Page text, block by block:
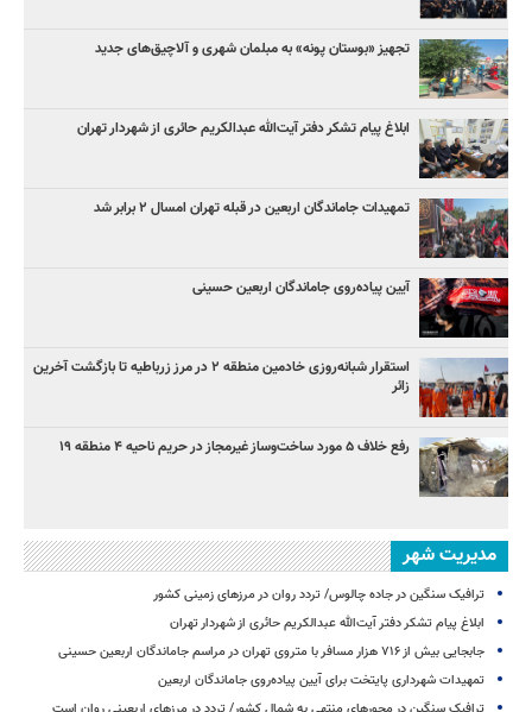
تجهیز «بوستان پونه» به مبلمان شهری و آلاچیق‌های جدید
ابلاغ پیام تشکر دفتر آیت‌الله عبدالکریم حائری از شهردار تهران
تمهیدات جاماندگان اربعین در قبله تهران امسال ۲ برابر شد
آیین پیاده‌روی جاماندگان اربعین حسینی
استقرار شبانه‌روزی خادمین منطقه ۲ در مرز زرباطیه تا بازگشت آخرین
زائر
رفع خلاف ۵ مورد ساخت‌وساز غیرمجاز در حریم ناحیه ۴ منطقه ۱۹
مدیریت شهر
ترافیک سنگین در جاده چالوس/ تردد روان در مرزهای زمینی کشور
ابلاغ پیام تشکر دفتر آیت‌الله عبدالکریم حائری از شهردار تهران
جابجایی بیش از ۷۱۶ هزار مسافر با متروی تهران در مراسم جاماندگان اربعین حسینی
تمهیدات شهرداری پایتخت برای آیین پیاده‌روی جاماندگان اربعین